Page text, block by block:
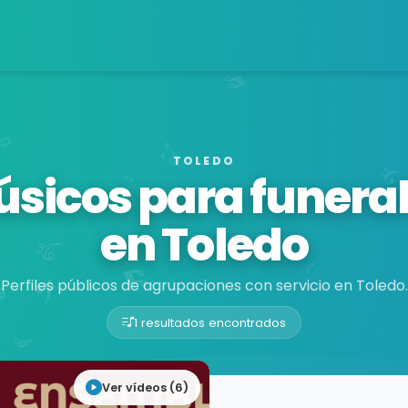
TOLEDO
para
en Toledo
Perfiles públicos de agrupaciones con servicio en Toledo.
1 resultados encontrados
Ver vídeos (6)